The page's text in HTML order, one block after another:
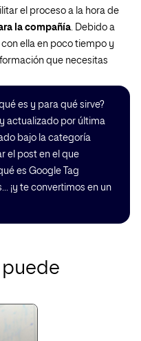
el proceso a la hora de
la compañía. Debido a
ella en poco tiempo y
que necesitas
es y para qué sirve?
actualizado por última
bajo la categoría
el post en el que
es Google Tag
¡y te convertimos en un
puede